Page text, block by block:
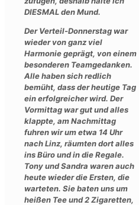
DIESMAL den Mund.
Der Verteil-Donnerstag war
wieder von ganz viel
Harmonie geprägt, von einem
besonderen Teamgedanken.
Alle haben sich redlich
bemüht, dass der heutige Tag
ein erfolgreicher wird. Der
Vormittag war gut und alles
klappte, am Nachmittag
fuhren wir um etwa 14 Uhr
nach Linz, räumten dort alles
ins Büro und in die Regale.
Tony und Sandra waren auch
heute wieder die Ersten, die
warteten. Sie baten uns um
heißen Tee und 2 Zigaretten,